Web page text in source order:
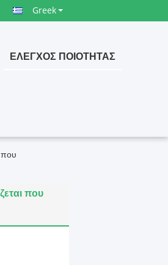
Greek
ΈΛΕΓΧΟΣ ΠΟΙΌΤΗΤΑΣ
που
που